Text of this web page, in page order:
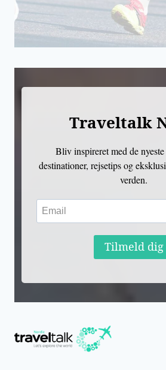
Traveltalk
Bliv inspireret med de
destinationer, rejsetips og
verden.
Tilmeld dig